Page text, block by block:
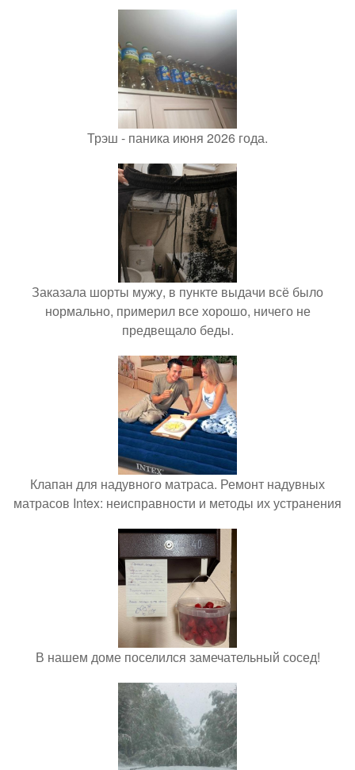
Трэш - паника июня 2026 года.
Заказала шорты мужу, в пункте выдачи всё было
нормально, примерил все хорошо, ничего не
предвещало беды.
Клапан для надувного матраса. Ремонт надувных
матрасов Intex: неисправности и методы их устранения
В нашем доме поселился замечательный сосед!